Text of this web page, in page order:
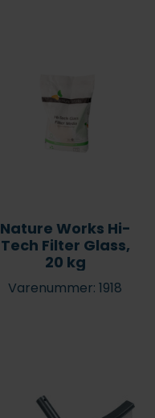
Nature Works Hi-
Tech Filter Glass,
20 kg
Varenummer: 1918